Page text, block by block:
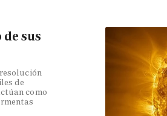
de sus
de
como